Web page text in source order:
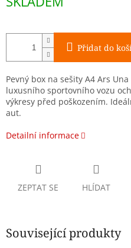
cena:
Přidat do
Pevný box na sešity A4 Ars
luxusního sportovního vozu
výkresy před poškozením.
aut.
Detailní informace
ZEPTAT SE HLÍDAT
Související produkty